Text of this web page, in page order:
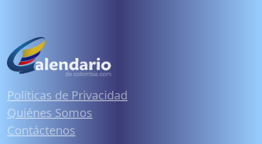
Políticas de Privacidad
Quiénes Somos
Contáctenos